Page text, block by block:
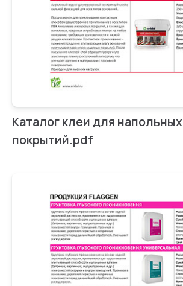
Каталог клеи для напольных
покрытий.pdf